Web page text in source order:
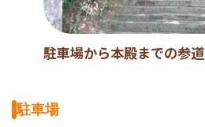
駐車場から本殿までの参道
駐車場